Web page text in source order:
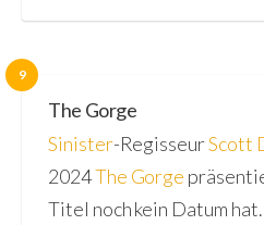
9
The Gorge
Sinister-RegisseurScott
2024The Gorge
Titel noch kein Datum hat.